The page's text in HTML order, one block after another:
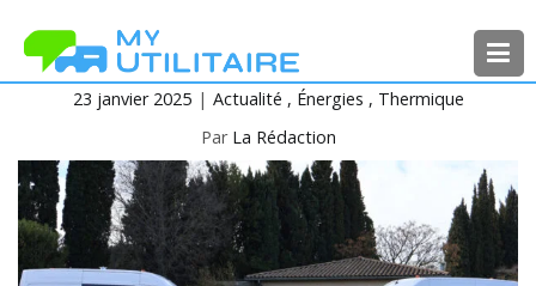
contenu
MyUtilitaire
Toute l’actualité des véhicules
23 janvier 2025 Actualité Énergies
Thermique
Par La Rédaction